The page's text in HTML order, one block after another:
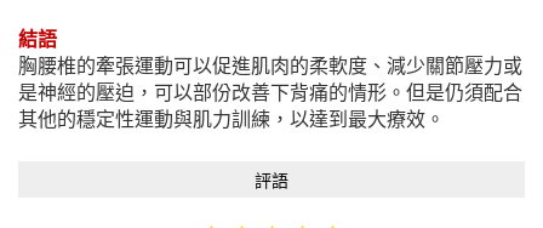
結語
胸腰椎的牽張運動可以促進肌肉的柔軟度、減少關節壓力或
是神經的壓迫，可以部份改善下背痛的情形。但是仍須配合
其他的穩定性運動與肌力訓練，以達到最大療效。
評語